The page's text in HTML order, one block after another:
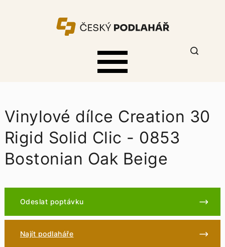
Vinylové dílce Creation 30
Rigid Solid Clic - 0853
Bostonian Oak Beige
Odeslat poptávku
Najít podlaháře